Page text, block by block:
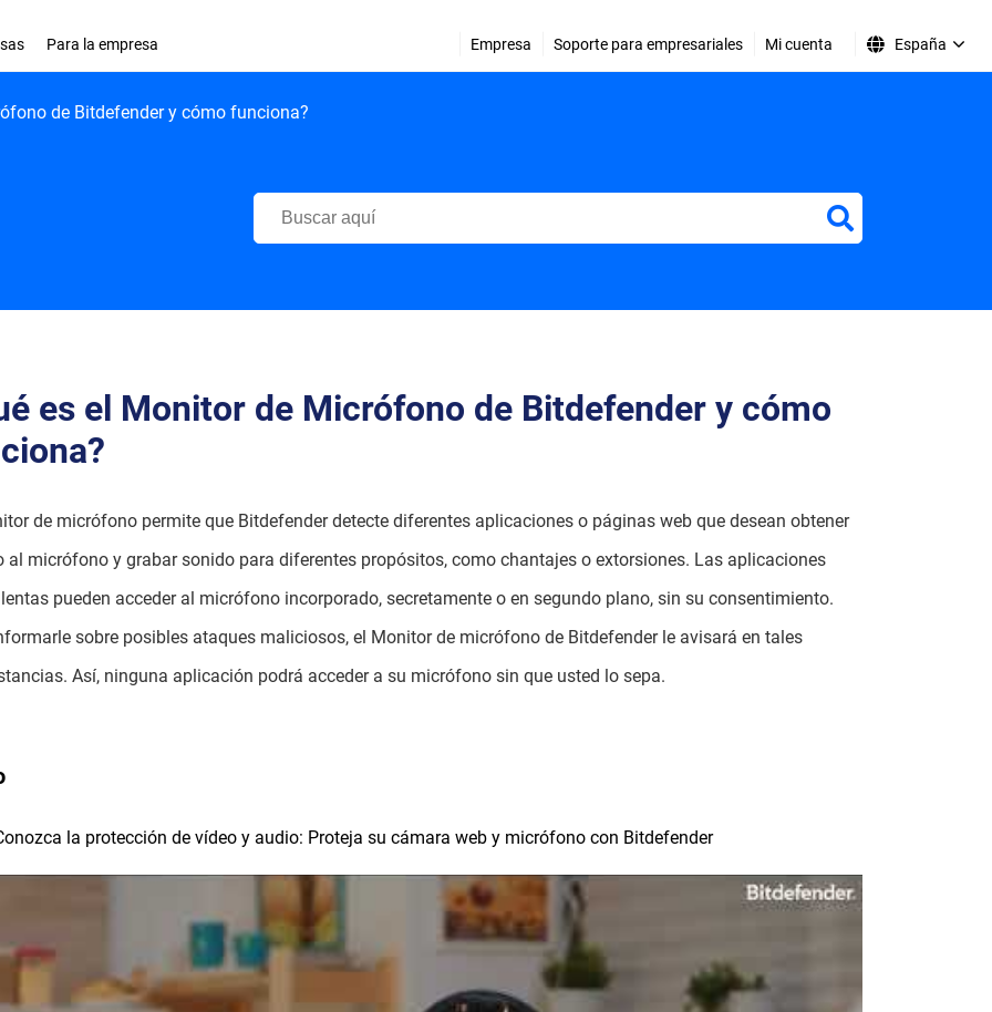
Para la empresa Empresa Soporte para empresariales Mi cuenta España
de Bitdefender y cómo funciona?
Centro de Soporte de Bitdefender
es el Monitor de Micrófono de Bitdefender y cómo
de micrófono permite que Bitdefender detecte diferentes aplicaciones o páginas web que desean obtener
al micrófono y grabar sonido para diferentes propósitos, como chantajes o extorsiones. Las aplicaciones
pueden acceder al micrófono incorporado, secretamente o en segundo plano, sin su consentimiento.
sobre posibles ataques maliciosos, el Monitor de micrófono de Bitdefender le avisará en tales
Así, ninguna aplicación podrá acceder a su micrófono sin que usted lo sepa.
la protección de vídeo y audio: Proteja su cámara web y micrófono con Bitdefender